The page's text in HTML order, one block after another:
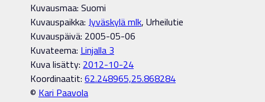
Kuvausmaa: Suomi
Kuvauspaikka: Jyväskylä mlk, Urheilutie
Kuvauspäivä: 2005-05-06
Kuvateema: Linjalla 3
Kuva lisätty: 2012-10-24
Koordinaatit: 62.248965,25.868284
© Kari Paavola